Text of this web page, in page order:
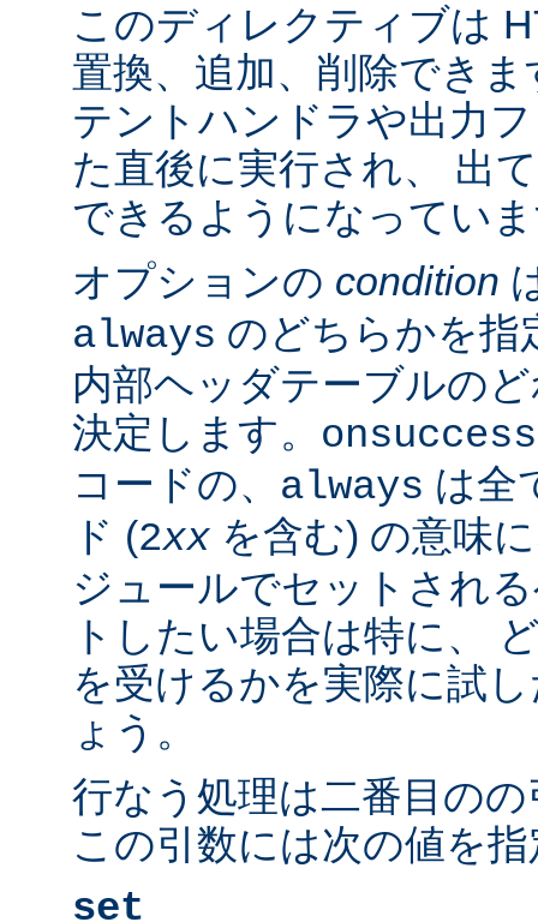
このディレクティブは
置換、追加、削除でき
テントハンドラや出力
た直後に実行され、 出
できるようになってい
オプションの condition
always のどちらかを指
内部ヘッダテーブルの
決定します。 onsuccess
コードの、 always は全
ド (2xx を含む) の意味
ジュールでセットされ
トしたい場合は特に、
を受けるかを実際に試
ょう。
行なう処理は二番目の
この引数には次の値を
set